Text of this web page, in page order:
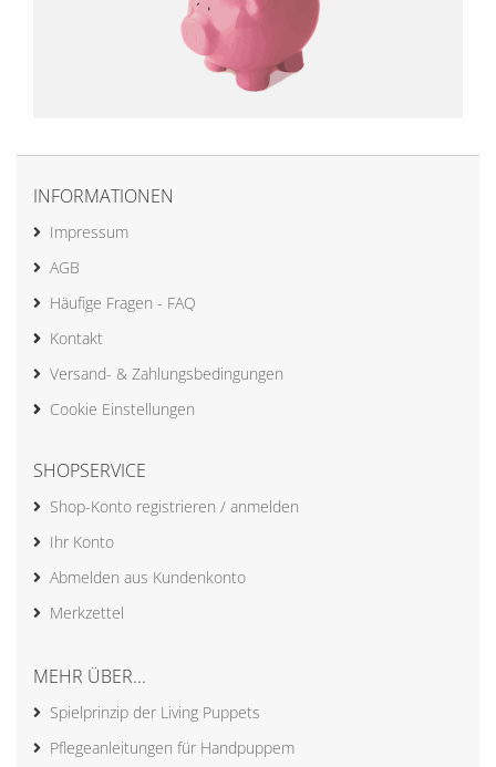
INFORMATIONEN
Impressum
AGB
Häufige Fragen - FAQ
Kontakt
Versand- & Zahlungsbedingungen
Cookie Einstellungen
SHOPSERVICE
Shop-Konto registrieren / anmelden
Ihr Konto
Abmelden aus Kundenkonto
Merkzettel
MEHR ÜBER...
Spielprinzip der Living Puppets
Pflegeanleitungen für Handpuppem